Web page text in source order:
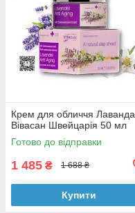
Крем для обличчя Лаванда
Вівасан Швейцарія 50 мл
Готово до відправки
1 485 ₴ 1 688 ₴
Купити